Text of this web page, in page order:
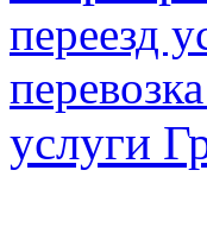
переезд
услуги